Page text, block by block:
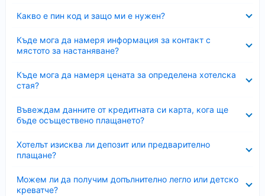
Какво е пин код и защо ми е нужен?
Къде мога да намеря информация за контакт с
мястото за настаняване?
Къде мога да намеря цената за определена хотелска
стая?
Въвеждам данните от кредитната си карта, кога ще
бъде осъществено плащането?
Хотелът изисква ли депозит или предварително
плащане?
Можем ли да получим допълнително легло или детско
креватче?